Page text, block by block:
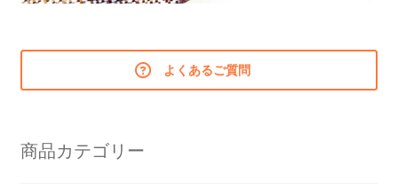
よくあるご質問
商品カテゴリー